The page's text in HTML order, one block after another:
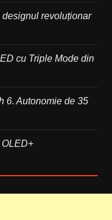
revoluționar
cu Triple Mode din
6. Autonomie de 35